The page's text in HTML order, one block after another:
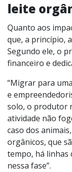
leite
Quanto aos
que, a princípio,
Segundo ele, o
financeiro e
“Migrar para
e
solo, o produtor
atividade não
caso dos
orgânicos, que
tempo, há linhas
nessa fase”.